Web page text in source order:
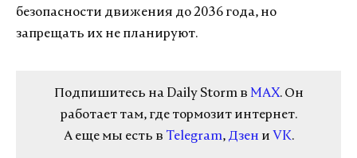
безопасности движения до 2036 года, но
запрещать их не планируют.
Подпишитесь на Daily Storm в MAX. Он
работает там, где тормозит интернет.
А еще мы есть в Telegram, Дзен и VK.